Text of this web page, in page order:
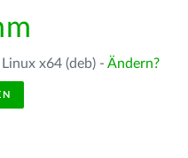
x64 (deb) - Ändern?